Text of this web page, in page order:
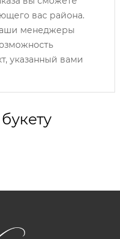
вас района.
менеджеры
указанный вами